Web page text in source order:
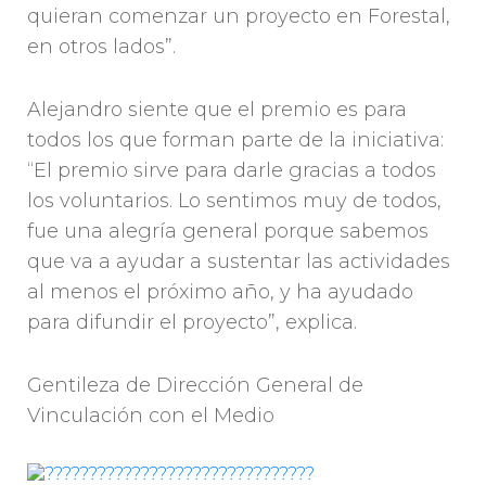
quieran comenzar un proyecto en Forestal,
en otros lados”.
Alejandro siente que el premio es para
todos los que forman parte de la iniciativa:
“El premio sirve para darle gracias a todos
los voluntarios. Lo sentimos muy de todos,
fue una alegría general porque sabemos
que va a ayudar a sustentar las actividades
al menos el próximo año, y ha ayudado
para difundir el proyecto”, explica.
Gentileza de Dirección General de
Vinculación con el Medio